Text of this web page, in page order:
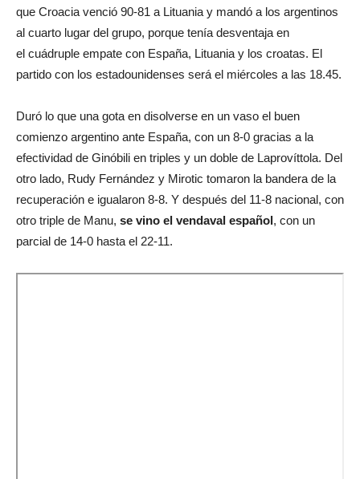
que Croacia venció 90-81 a Lituania y mandó a los argentinos
al cuarto lugar del grupo, porque tenía desventaja en
el cuádruple empate con España, Lituania y los croatas. El
partido con los estadounidenses será el miércoles a las 18.45.
Duró lo que una gota en disolverse en un vaso el buen
comienzo argentino ante España, con un 8-0 gracias a la
efectividad de Ginóbili en triples y un doble de Laprovíttola. Del
otro lado, Rudy Fernández y Mirotic tomaron la bandera de la
recuperación e igualaron 8-8. Y después del 11-8 nacional, con
otro triple de Manu, se vino el vendaval español, con un
parcial de 14-0 hasta el 22-11.